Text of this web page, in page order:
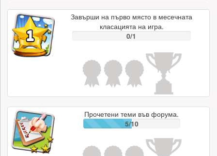
Завърши на първо място в месечната
класацията на игра.
0/1
Прочетени теми във форума.
5/10